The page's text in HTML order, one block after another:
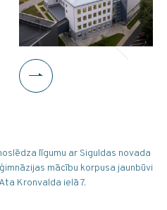
līgumu ar Siguldas novada
mācību korpusa jaunbūvi
Kronvalda ielā 7.